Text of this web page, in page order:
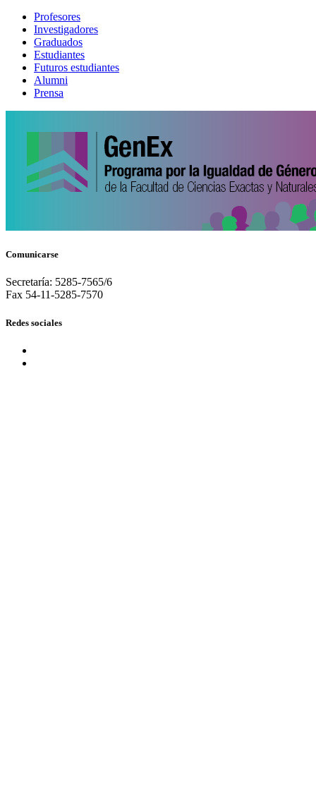
Profesores
Investigadores
Graduados
Estudiantes
Futuros estudiantes
Alumni
Prensa
Comunicarse
Secretaría: 5285-7565/6
Fax 54-11-5285-7570
Redes sociales